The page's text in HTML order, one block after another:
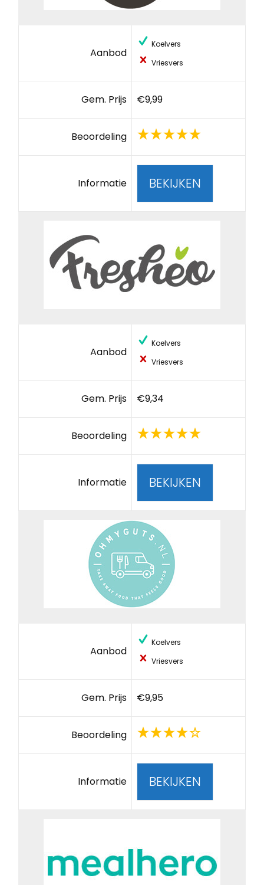
Aanbod
Koelvers
Vriesvers
Gem. Prijs €9,99
Beoordeling
Informatie BEKIJKEN
Aanbod
Koelvers
Vriesvers
Gem. Prijs €9,34
Beoordeling
Informatie BEKIJKEN
Aanbod
Koelvers
Vriesvers
Gem. Prijs €9,95
Beoordeling
Informatie BEKIJKEN